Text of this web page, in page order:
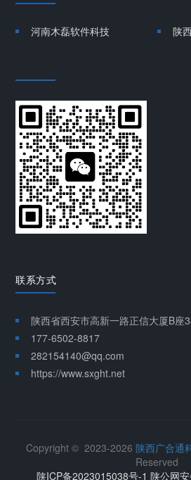
河南木磊软件科技 陕
联系方式
陕西省西安市高新一路正信大厦B座
177-6502-8817
282154140@qq.com
https://www.sxght.net
Copyright © 2023-2026陕西广合通
Reserved
陕ICP备2023015038号-1 陕公网